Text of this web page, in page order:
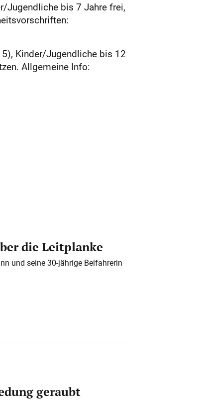
Jugendliche bis 7 Jahre frei,
Kinder/Jugendliche bis 12
Allgemeine Info:
die Leitplanke
und seine 30-jährige Beifahrerin
geraubt